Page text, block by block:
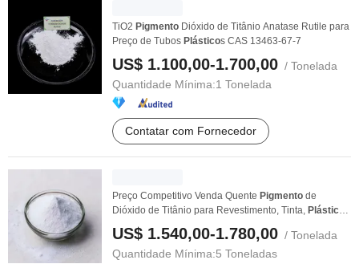
TiO2 Pigmento Dióxido de Titânio Anatase Rutile para
Preço de Tubos Plásticos CAS 13463-67-7
US$ 1.100,00-1.700,00 / Tonelada
Quantidade Mínima:1 Tonelada
Contatar com Fornecedor
Preço Competitivo Venda Quente Pigmento de
Dióxido de Titânio para Revestimento, Tinta, Plástico
US$ 1.540,00-1.780,00 / Tonelada
Quantidade Mínima:5 Toneladas